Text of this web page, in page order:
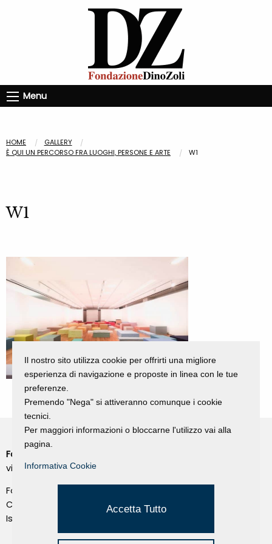
Menu
HOME
GALLERY
È QUI UN PERCORSO FRA LUOGHI, PERSONE E ARTE
W1
W1
Fondazione Dino Zoli
viale Bologna 288, Forlì
Fondo dot. euro 285.000 i.v.
CF e P.IVA 03692820404
Isc.Reg Per.Giu. n. 10404
Il nostro sito utilizza cookie per offrirti una migliore
esperienza di navigazione e proposte in linea con le tue
preferenze.
Premendo "Nega" si attiveranno comunque i cookie
tecnici.
Per maggiori informazioni o bloccarne l'utilizzo vai alla
pagina.
Informativa Cookie
Accetta Tutto